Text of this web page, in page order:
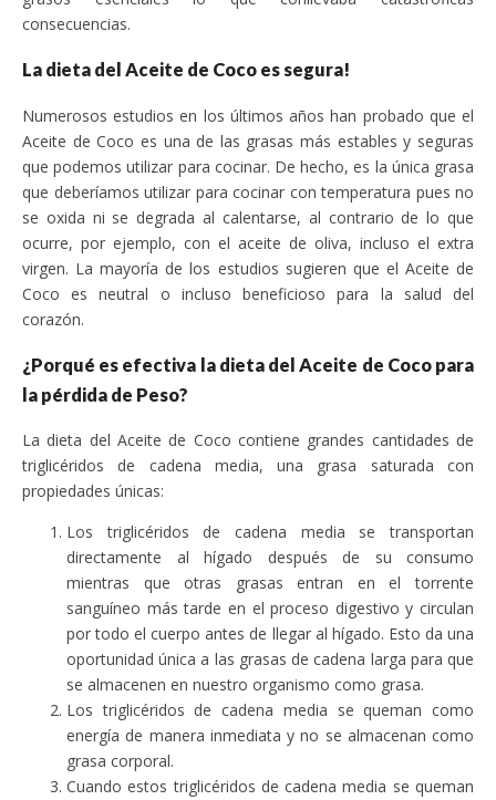
consecuencias.
La dieta del Aceite de Coco es segura!
Numerosos estudios en los últimos años han probado que el
Aceite de Coco es una de las grasas más estables y seguras
que podemos utilizar para cocinar. De hecho, es la única grasa
que deberíamos utilizar para cocinar con temperatura pues no
se oxida ni se degrada al calentarse, al contrario de lo que
ocurre, por ejemplo, con el aceite de oliva, incluso el extra
virgen. La mayoría de los estudios sugieren que el Aceite de
Coco es neutral o incluso beneficioso para la salud del
corazón.
¿Porqué es efectiva la dieta del Aceite de Coco para
la pérdida de Peso?
La dieta del Aceite de Coco contiene grandes cantidades de
triglicéridos de cadena media, una grasa saturada con
propiedades únicas:
Los triglicéridos de cadena media se transportan
directamente al hígado después de su consumo
mientras que otras grasas entran en el torrente
sanguíneo más tarde en el proceso digestivo y circulan
por todo el cuerpo antes de llegar al hígado. Esto da una
oportunidad única a las grasas de cadena larga para que
se almacenen en nuestro organismo como grasa.
Los triglicéridos de cadena media se queman como
energía de manera inmediata y no se almacenan como
grasa corporal.
Cuando estos triglicéridos de cadena media se queman